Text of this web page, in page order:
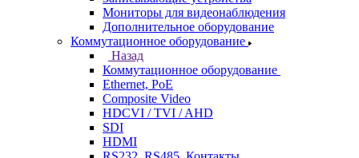
Мониторы для видеонаблюдения
Дополнительное оборудование
Коммутационное оборудование
Назад
Коммутационное оборудование
Ethernet, PoE
Composite Video
HDCVI / TVI / AHD
SDI
HDMI